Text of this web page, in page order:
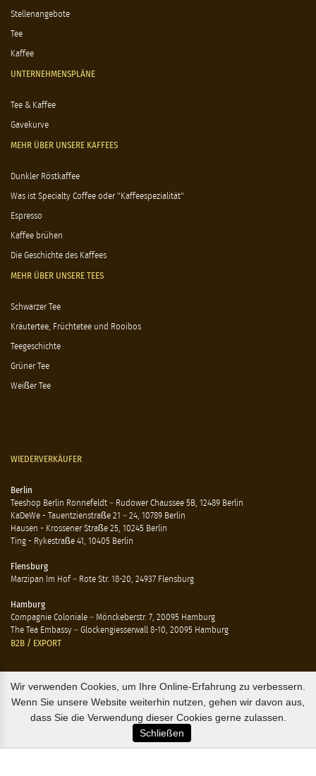
Stellenangebote
Tee
Kaffee
UNTERNEHMENSPLÄNE
Tee & Kaffee
Gavekurve
MEHR ÜBER UNSERE KAFFEES
Dunkler Röstkaffee
Was ist Specialty Coffee oder "Kaffeespezialität"
Espresso
Kaffee brühen
Die Geschichte des Kaffees
MEHR ÜBER UNSERE TEES
Schwarzer Tee
Kräutertee, Früchtetee und Rooibos
Teegeschichte
Grüner Tee
Weißer Tee
WIEDERVERKÄUFER
Berlin
Teeshop Berlin Ronnefeldt – Rudower Chaussee 5B, 12489 Berlin
KaDeWe - Tauentzienstraße 21 – 24, 10789 Berlin
Hausen - Krossener Straße 25, 10245 Berlin
Ting - Rykestraße 41, 10405 Berlin
Flensburg
Marzipan Im Hof – Rote Str. 18-20, 24937 Flensburg
Hamburg
Compagnie Coloniale – Mönckeberstr. 7, 20095 Hamburg
The Tea Embassy – Glockengiesserwall 8-10, 20095 Hamburg
B2B / EXPORT
sales@osterlandsk.dk
PRIVATER VERBRAUCHER / WEBSHOP
Wir verwenden Cookies, um Ihre Online-Erfahrung zu verbessern.
Wenn Sie unsere Website weiterhin nutzen, gehen wir davon aus,
dass Sie die Verwendung dieser Cookies gerne zulassen.
Schließen